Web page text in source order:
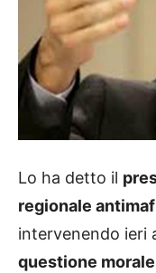
Lo ha detto il
regionale
intervenendo ieri
questione